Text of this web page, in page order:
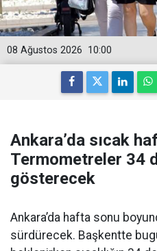
10:00
08 Ağustos 2026
Ankara’da sıcak
Termometreler 34
gösterecek
Ankara’da hafta sonu
sürdürecek. Başkentte